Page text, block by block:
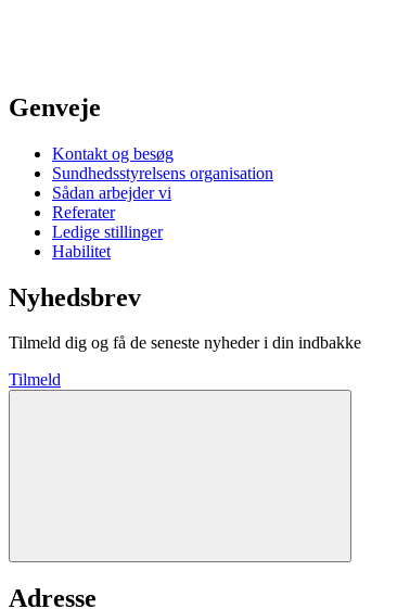
Genveje
Kontakt og besøg
Sundhedsstyrelsens organisation
Sådan arbejder vi
Referater
Ledige stillinger
Habilitet
Nyhedsbrev
Tilmeld dig og få de seneste nyheder i din indbakke
Tilmeld
Adresse